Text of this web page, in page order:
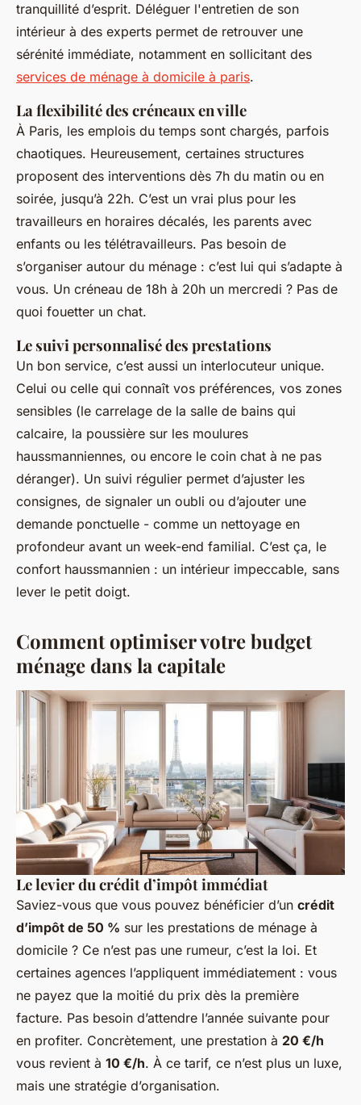
tranquillité d’esprit. Déléguer l'entretien de son
intérieur à des experts permet de retrouver une
sérénité immédiate, notamment en sollicitant des
services de ménage à domicile à paris.
La flexibilité des créneaux en ville
À Paris, les emplois du temps sont chargés, parfois
chaotiques. Heureusement, certaines structures
proposent des interventions dès 7h du matin ou en
soirée, jusqu’à 22h. C’est un vrai plus pour les
travailleurs en horaires décalés, les parents avec
enfants ou les télétravailleurs. Pas besoin de
s’organiser autour du ménage : c’est lui qui s’adapte à
vous. Un créneau de 18h à 20h un mercredi ? Pas de
quoi fouetter un chat.
Le suivi personnalisé des prestations
Un bon service, c’est aussi un interlocuteur unique.
Celui ou celle qui connaît vos préférences, vos zones
sensibles (le carrelage de la salle de bains qui
calcaire, la poussière sur les moulures
haussmanniennes, ou encore le coin chat à ne pas
déranger). Un suivi régulier permet d’ajuster les
consignes, de signaler un oubli ou d’ajouter une
demande ponctuelle - comme un nettoyage en
profondeur avant un week-end familial. C’est ça, le
confort haussmannien : un intérieur impeccable, sans
lever le petit doigt.
Comment optimiser votre budget
ménage dans la capitale
Le levier du crédit d’impôt immédiat
Saviez-vous que vous pouvez bénéficier d’un crédit
d’impôt de 50 % sur les prestations de ménage à
domicile ? Ce n’est pas une rumeur, c’est la loi. Et
certaines agences l’appliquent immédiatement : vous
ne payez que la moitié du prix dès la première
facture. Pas besoin d’attendre l’année suivante pour
en profiter. Concrètement, une prestation à 20 €/h
vous revient à 10 €/h. À ce tarif, ce n’est plus un luxe,
mais une stratégie d’organisation.